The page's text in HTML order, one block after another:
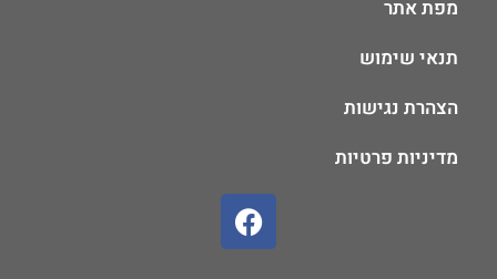
מפת אתר
תנאי שימוש
הצהרת נגישות
מדיניות פרטיות